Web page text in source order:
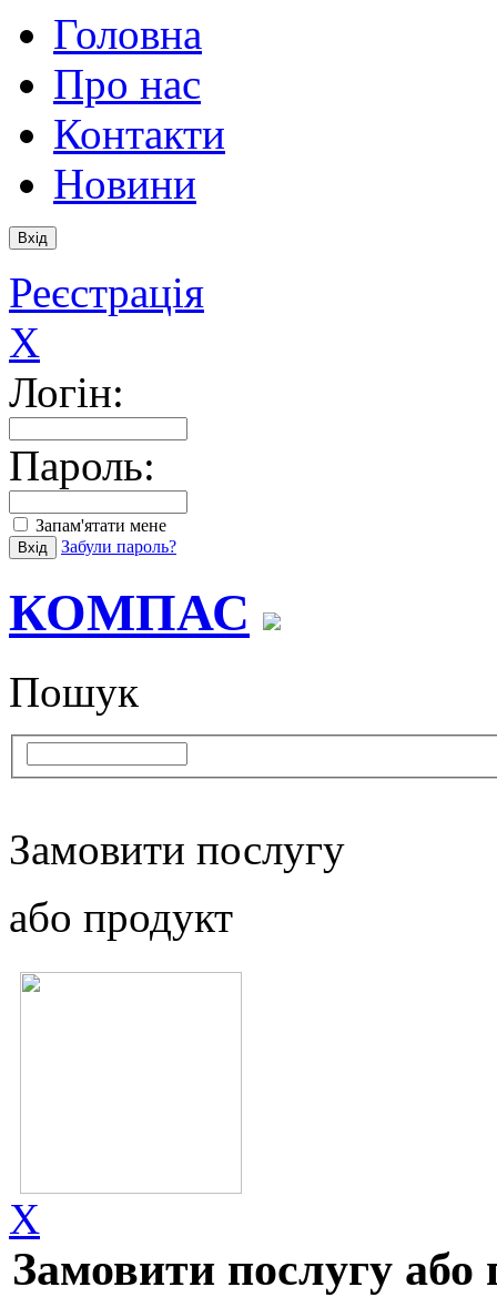
Головна
Про нас
Контакти
Новини
Реєстрація
X
Логін:
Пароль:
Запам'ятати мене
Забули пароль?
КОМПАС
Пошук
Замовити послугу
або продукт
X
Замовити послугу або